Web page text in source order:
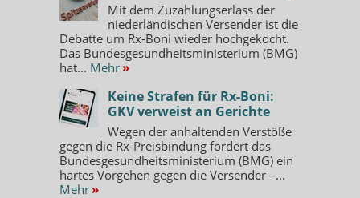
Mit dem Zuzahlungserlass der
niederländischen Versender ist die
Debatte um Rx-Boni wieder hochgekocht.
Das Bundesgesundheitsministerium (BMG)
hat... Mehr »
Keine Strafen für Rx-Boni:
GKV verweist an Gerichte
Wegen der anhaltenden Verstöße
gegen die Rx-Preisbindung fordert das
Bundesgesundheitsministerium (BMG) ein
hartes Vorgehen gegen die Versender –...
Mehr »